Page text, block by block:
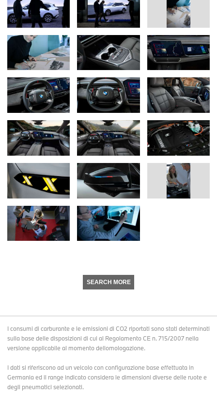
SEARCH MORE
I consumi di carburante e le emissioni di CO2 riportati sono stati determinati
sulla base delle disposizioni di cui al Regolamento CE n. 715/2007 nella
versione applicabile al momento dellomologazione.
I dati si riferiscono ad un veicolo con configurazione base effettuata in
Germania ed il range indicato considera le dimensioni diverse delle ruote e
degli pneumatici selezionati.